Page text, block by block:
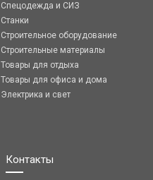
Спецодежда и СИЗ
Станки
Строительное оборудование
Строительные материалы
Товары для отдыха
Товары для офиса и дома
Электрика и свет
Контакты